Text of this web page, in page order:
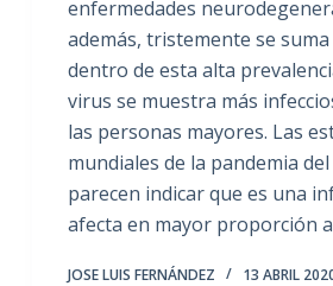
enfermedades
además, tristemente se suma
dentro de esta alta
virus se muestra más
las personas mayores. Las
mundiales de la pandemia del
parecen indicar que es una
afecta en mayor proporción
JOSE LUIS FERNÁNDEZ 13 ABRIL